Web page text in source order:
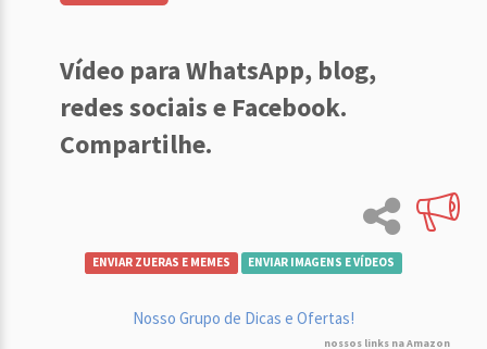
Vídeo para WhatsApp, blog,
redes sociais e Facebook.
Compartilhe.
ENVIAR ZUERAS E MEMES ENVIAR IMAGENS E VÍDEOS
Nosso Grupo de Dicas e Ofertas!
nossos links na Amazon